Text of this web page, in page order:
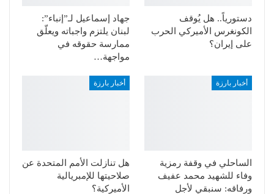
دستورياً.. هل يُوقف
الكونغرس الأميركي الحرب
على إيران؟
جهاد إسماعيل لـ”إنباء”:
لبنان يلتزم واجباته ويعلّق
ممارسة حقوقه في
مواجهة…
أخبار بارزة
الساحلي في وقفة رمزية
وفاء للشهيد محمد عفيف
ورفاقه: سنبقي لأجل
أخبار بارزة
هل تنازلت الأمم المتحدة عن
صلاحيتها للإمبريالية
الأميركية؟